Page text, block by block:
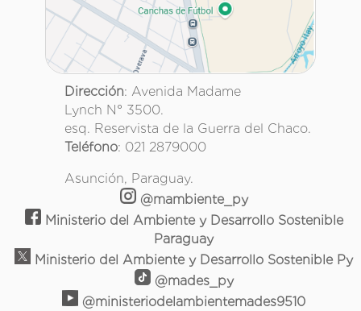
Dirección: Avenida Madame
Lynch N° 3500.
esq. Reservista de la Guerra del Chaco.
Teléfono: 021 2879000
Asunción, Paraguay.
@mambiente_py
Ministerio del Ambiente y Desarrollo Sostenible
Paraguay
Ministerio del Ambiente y Desarrollo Sostenible Py
@mades_py
@ministeriodelambientemades9510